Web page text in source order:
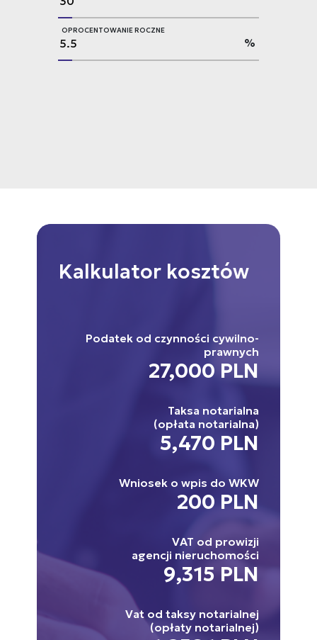
OPROCENTOWANIE ROCZNE
%
Kalkulator kosztów
Podatek od czynności cywilno-
prawnych
27,000 PLN
Taksa notarialna
(opłata notarialna)
5,470 PLN
Wniosek o wpis do WKW
200 PLN
VAT od prowizji
agencji nieruchomości
9,315 PLN
Vat od taksy notarialnej
(opłaty notarialnej)